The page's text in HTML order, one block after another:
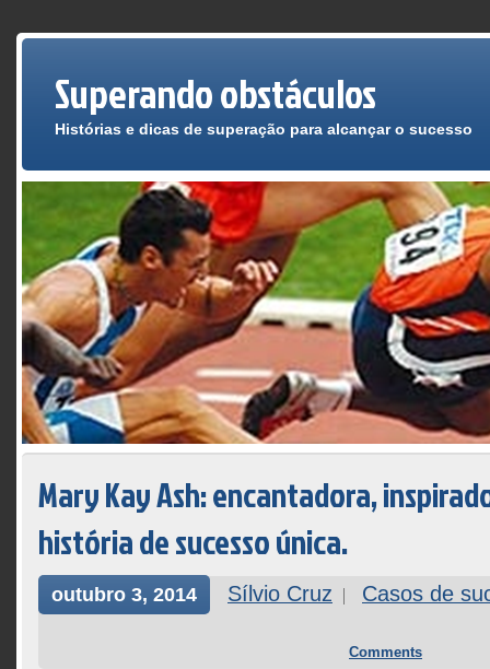
Superando obstáculos
Histórias e dicas de superação para alcançar o sucesso
Mary Kay Ash: encantadora,
história de sucesso única.
outubro 3, 2014 Sílvio Cruz Casos de
Comments